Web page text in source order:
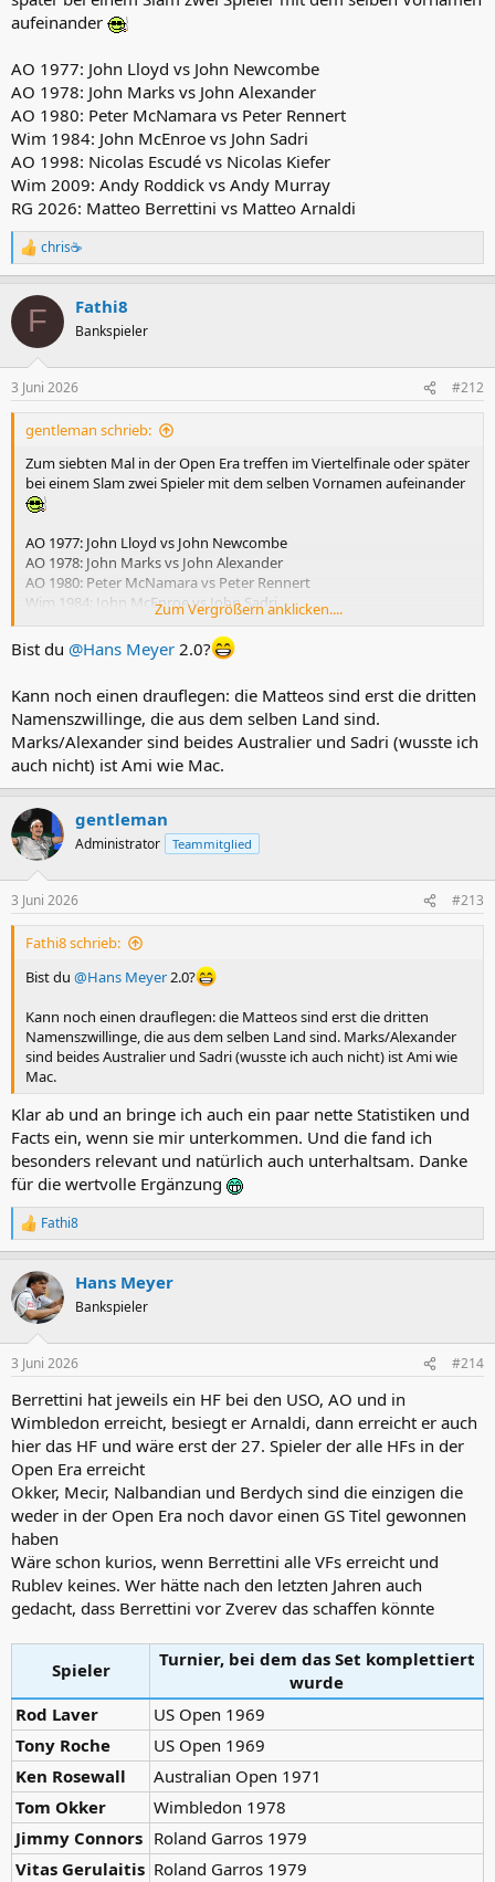
er hätte auch das Selbstvertrauen gegen Zverev
aufeinander
AO 1977: John Lloyd vs John Newcombe
AO 1978: John Marks vs John Alexander
AO 1980: Peter McNamara vs Peter Rennert
Wim 1984: John McEnroe vs John Sadri
AO 1998: Nicolas Escudé vs Nicolas Kiefer
Wim 2009: Andy Roddick vs Andy Murray
RG 2026: Matteo Berrettini vs Matteo Arnaldi
R
e
k
i
e
n
chris☕
F Fathi8
Bankspieler
3 Juni 2026 #212
gentleman schrieb:
Zum siebten Mal in der Open Era treffen im Viertelfinale oder später
bei einem Slam zwei Spieler mit dem selben Vornamen aufeinander
AO 1977: John Lloyd vs John Newcombe
AO 1978: John Marks vs John Alexander
AO 1980: Peter McNamara vs Peter Rennert
Wim 1984: John McEnroe vs John Sadri
AO 1998: Nicolas Escudé vs Nicolas Kiefer
Wim 2009: Andy Roddick vs Andy Murray
RG 2026: Matteo Berrettini vs Matteo Arnaldi
Zum Vergrößern anklicken....
Bist du @Hans Meyer 2.0?
Kann noch einen drauflegen: die Matteos sind erst die dritten
Namenszwillinge, die aus dem selben Land sind.
Marks/Alexander sind beides Australier und Sadri (wusste ich
auch nicht) ist Ami wie Mac.
gentleman
Administrator Teammitglied
3 Juni 2026 #213
Fathi8 schrieb:
Bist du @Hans Meyer2.0?
Kann noch einen drauflegen: die Matteos sind erst die dritten
Namenszwillinge, die aus dem selben Land sind. Marks/Alexander
sind beides Australier und Sadri (wusste ich auch nicht) ist Ami wie
Mac.
Klar ab und an bringe ich auch ein paar nette Statistiken und
Facts ein, wenn sie mir unterkommen. Und die fand ich
besonders relevant und natürlich auch unterhaltsam. Danke
für die wertvolle Ergänzung
R
e
k
t
i
e
:
Fathi8
Hans Meyer
Bankspieler
3 Juni 2026 #214
Berrettini hat jeweils ein HF bei den USO, AO und in
Wimbledon erreicht, besiegt er Arnaldi, dann erreicht er auch
hier das HF und wäre erst der 27. Spieler der alle HFs in der
Open Era erreicht
Okker, Mecir, Nalbandian und Berdych sind die einzigen die
weder in der Open Era noch davor einen GS Titel gewonnen
haben
Wäre schon kurios, wenn Berrettini alle VFs erreicht und
Rublev keines. Wer hätte nach den letzten Jahren auch
gedacht, dass Berrettini vor Zverev das schaffen könnte
Spieler
Turnier, bei dem das Set komplettiert
wurde
Rod Laver
US Open 1969
Tony Roche
US Open 1969
Ken Rosewall
Australian Open 1971
Tom Okker
Wimbledon 1978
Jimmy Connors Roland Garros 1979
Vitas Gerulaitis Roland Garros 1979